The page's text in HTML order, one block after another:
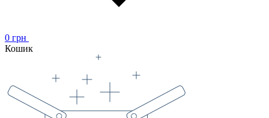
0 грн
Кошик